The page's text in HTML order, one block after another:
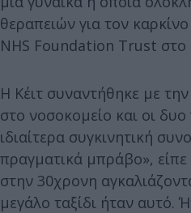
θεραπειών για τον
NHS Foundation Trust στο
Η Κέιτ συναντήθηκε με
στο νοσοκομείο και οι δυο
ιδιαίτερα συγκινητική
πραγματικά μπράβο»,
στην 30χρονη
μεγάλο ταξίδι ήταν αυτό.